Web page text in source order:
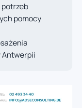
pomocy
Antwerpii